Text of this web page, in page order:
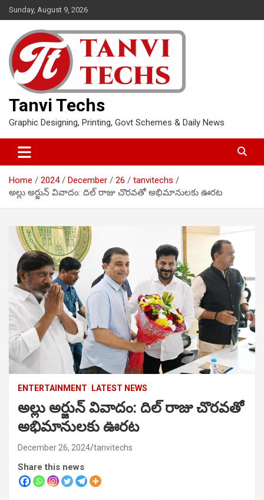
Skip
to
content
Sunday, August 9, 2026
Tanvi Techs
Graphic Designing, Printing, Govt Schemes & Daily News
Home 2024 December 26
tanvitechs
అల్లు అర్జున్ వివాదం: దిల్ రాజు చొరవతో అభిమానులకు ఊరట
ENTERTAINMENT LATEST NEWS
అల్లు అర్జున్ వివాదం: దిల్ రాజు చొరవతో
అభిమానులకు ఊరట
December 26, 2024 tanvitechs
Share this news